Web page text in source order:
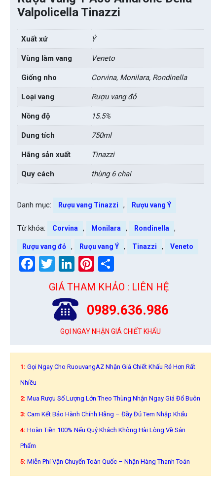
Valpolicella Tinazzi
Xuất xứ Ý
Vùng làm vang Veneto
Giống nho Corvina, Monilara, Rondinella
Loại vang Rượu vang đỏ
Nồng độ 15.5%
Dung tích 750ml
Hãng sản xuất Tinazzi
Quy cách thùng 6 chai
Danh mục: Rượu vang Tinazzi , Rượu vang Ý
Từ khóa: Corvina , Monilara , Rondinella ,
Rượu vang đỏ , Rượu vang Ý , Tinazzi , Veneto
Facebook
Twitter
LinkedIn
Pinterest
GIÁ THAM KHẢO : LIÊN HỆ
0989.636.986
GỌI NGAY NHẬN GIÁ CHIẾT KHẤU
1: Gọi Ngay Cho RuouvangAZ Nhận Giá Chiết Khấu Rẻ Hơn Rất
Nhiều
2: Mua Rượu Số Lượng Lớn Theo Thùng Nhận Ngay Giá Đổ Buôn
3: Cam Kết Bảo Hành Chính Hãng – Đầy Đủ Tem Nhập Khẩu
4: Hoàn Tiền 100% Nếu Quý Khách Không Hài Lòng Về Sản
Phẩm
5: Miễn Phí Vận Chuyển Toàn Quốc – Nhận Hàng Thanh Toán